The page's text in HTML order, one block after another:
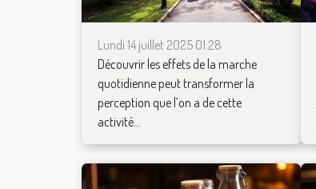
Lundi 14 juillet 2025 01:28
Découvrir les effets de la marche
quotidienne peut transformer la
perception que l’on a de cette
activité...